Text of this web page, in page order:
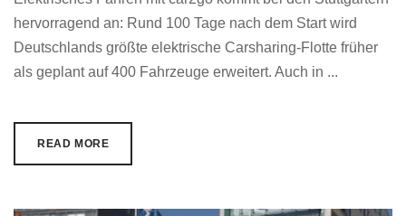
hervorragend an: Rund 100 Tage nach dem Start wird
Deutschlands größte elektrische Carsharing-Flotte früher
als geplant auf 400 Fahrzeuge erweitert. Auch in ...
READ MORE